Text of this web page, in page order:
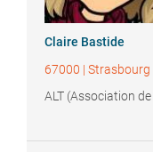
Claire Bastide
67000 | Strasbourg
ALT (Association